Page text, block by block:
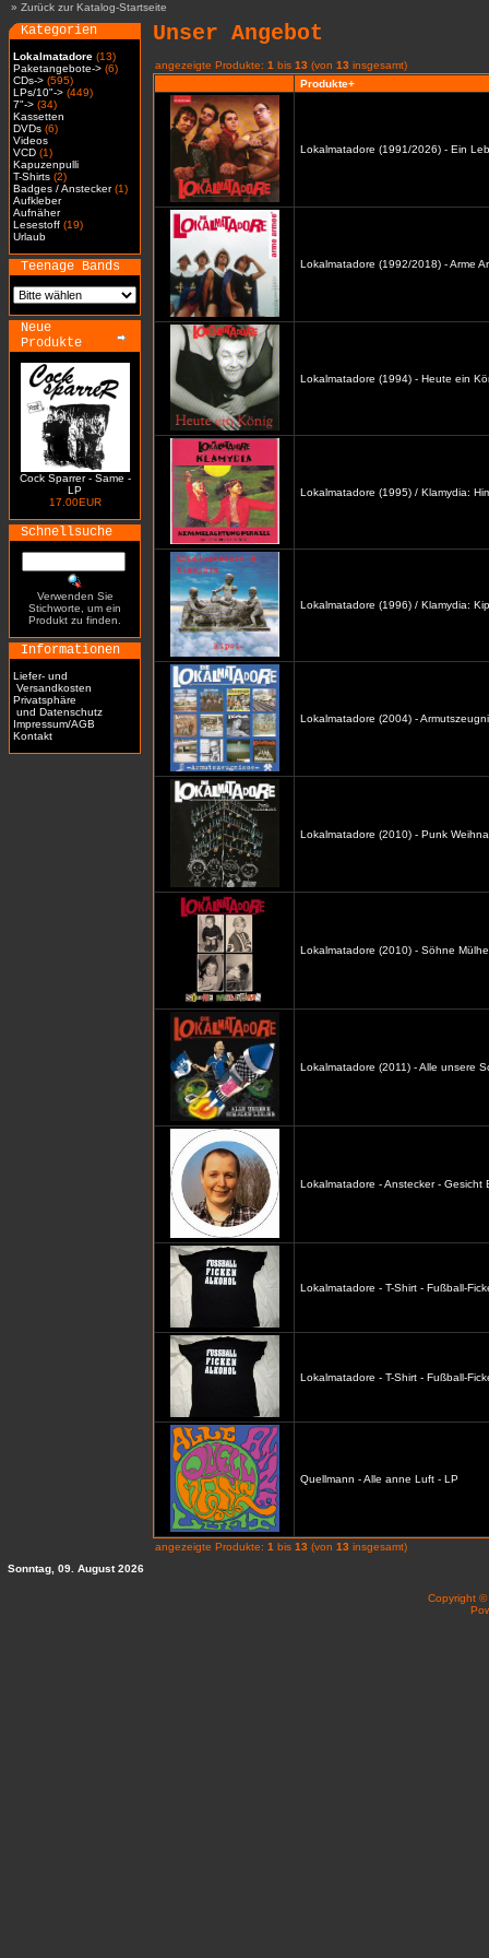
» Zurück zur Katalog-Startseite
Kategorien
Lokalmatadore (13)
Paketangebote-> (6)
CDs-> (595)
LPs/10"-> (449)
7"-> (34)
Kassetten
DVDs (6)
Videos
VCD (1)
Kapuzenpulli
T-Shirts (2)
Badges / Anstecker(1)
Aufkleber
Aufnäher
Lesestoff (19)
Urlaub
Teenage Bands
Neue
Produkte
Cock Sparrer - Same -
LP
17.00EUR
Schnellsuche
Verwenden Sie
Stichworte, um ein
Produkt zu finden.
Informationen
Liefer- und
Versandkosten
Privatsphäre
und Datenschutz
Impressum/AGB
Kontakt
Unser Angebot
angezeigte Produkte: 1 bis 13 (von 13 insgesamt)
Produkte+
Lokalmatadore (1991/2026) - Ein
Lokalmatadore (1992/2018) - Arme
Lokalmatadore (1994) - Heute ein
Lokalmatadore (1995) / Klamydia:
Lokalmatadore (1996) / Klamydia:
Lokalmatadore (2004) -
Lokalmatadore (2010) - Punk
Lokalmatadore (2010) - Söhne
Lokalmatadore (2011) - Alle unsere
Lokalmatadore - Anstecker - Gesicht
Lokalmatadore - T-Shirt - Fußball-
Lokalmatadore - T-Shirt - Fußball-
Quellmann - Alle anne Luft - LP
angezeigte Produkte: 1 bis 13 (von 13 insgesamt)
Sonntag, 09. August 2026
Copyright